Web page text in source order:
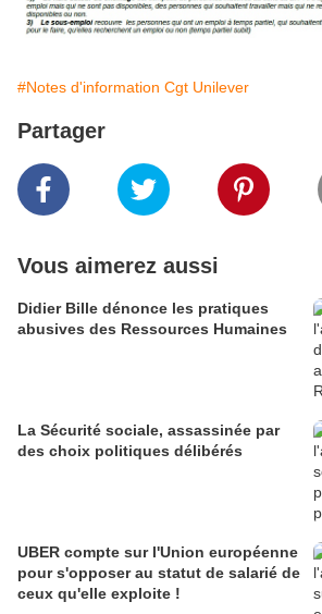
#Notes d'information Cgt Unilever
Partager
Vous aimerez aussi
Didier Bille dénonce les pratiques
abusives des Ressources Humaines
La Sécurité sociale, assassinée par
des choix politiques délibérés
UBER compte sur l'Union européenne
pour s'opposer au statut de salarié de
ceux qu'elle exploite !